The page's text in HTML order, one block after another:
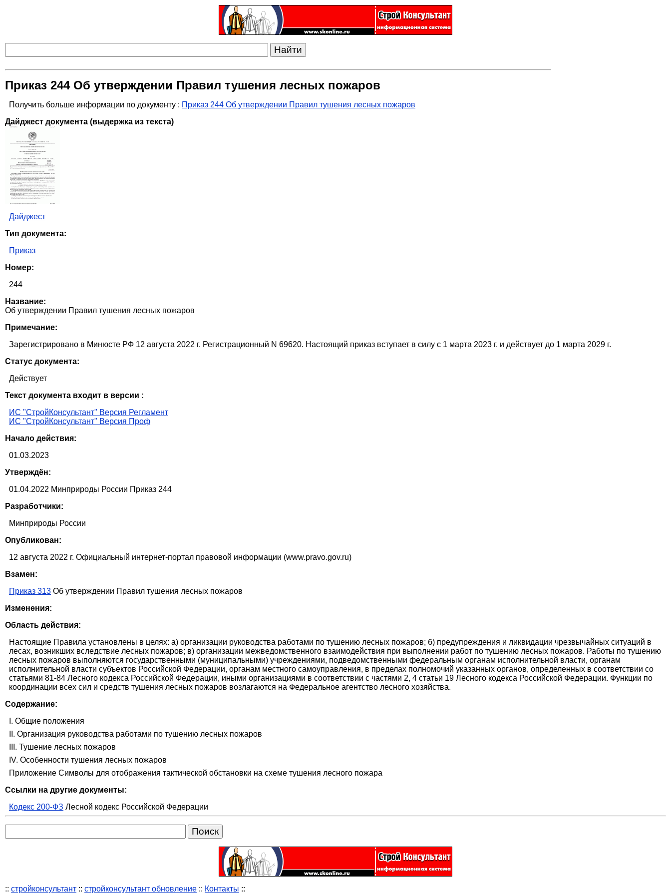
Приказ 244 Об утверждении Правил тушения лесных пожаров
Получить больше информации по документу : Приказ 244 Об утверждении Правил тушения лесных пожаров
Дайджест документа (выдержка из текста)
Дайджест
Тип документа:
Приказ
Номер:
244
Название:
Об утверждении Правил тушения лесных пожаров
Примечание:
Зарегистрировано в Минюсте РФ 12 августа 2022 г. Регистрационный N 69620. Настоящий приказ вступает в силу с 1 марта 2023 г. и действует до 1 марта 2029 г.
Статус документа:
Действует
Текст документа входит в версии :
ИС "СтройКонсультант" Версия Регламент
ИС "СтройКонсультант" Версия Проф
Начало действия:
01.03.2023
Утверждён:
01.04.2022 Минприроды России Приказ 244
Разработчики:
Минприроды России
Опубликован:
12 августа 2022 г. Официальный интернет-портал правовой информации (www.pravo.gov.ru)
Взамен:
Приказ 313 Об утверждении Правил тушения лесных пожаров
Изменения:
Область действия:
Настоящие Правила установлены в целях: а) организации руководства работами по тушению лесных пожаров; б) предупреждения и ликвидации чрезвычайных ситуаций в
лесах, возникших вследствие лесных пожаров; в) организации межведомственного взаимодействия при выполнении работ по тушению лесных пожаров. Работы по тушению
лесных пожаров выполняются государственными (муниципальными) учреждениями, подведомственными федеральным органам исполнительной власти, органам
исполнительной власти субъектов Российской Федерации, органам местного самоуправления, в пределах полномочий указанных органов, определенных в соответствии со
статьями 81-84 Лесного кодекса Российской Федерации, иными организациями в соответствии с частями 2, 4 статьи 19 Лесного кодекса Российской Федерации. Функции по
координации всех сил и средств тушения лесных пожаров возлагаются на Федеральное агентство лесного хозяйства.
Содержание:
I. Общие положения
II. Организация руководства работами по тушению лесных пожаров
III. Тушение лесных пожаров
IV. Особенности тушения лесных пожаров
Приложение Символы для отображения тактической обстановки на схеме тушения лесного пожара
Ссылки на другие документы:
Кодекс 200-ФЗ Лесной кодекс Российской Федерации
:: стройконсультант :: стройконсультант обновление :: Контакты ::